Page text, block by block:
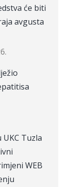
će biti
avgusta
Tuzla
WEB